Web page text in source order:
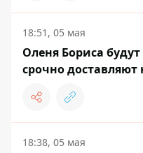
18:51, 05 мая
Оленя Бориса
срочно
18:38, 05 мая